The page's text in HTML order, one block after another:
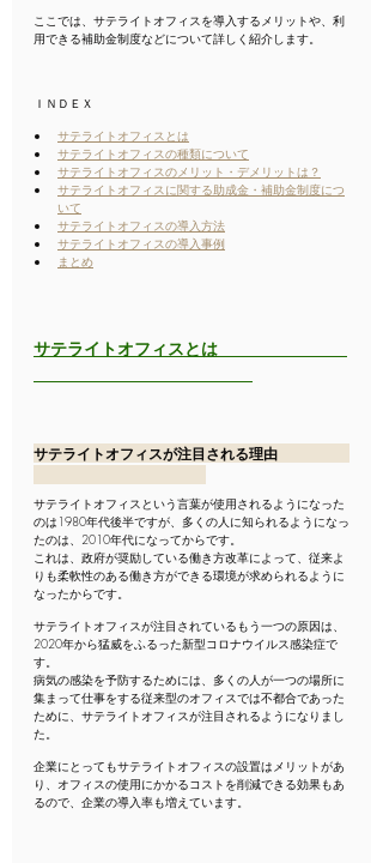
ここでは、サテライトオフィスを導入するメリットや、利
用できる補助金制度などについて詳しく紹介します。
ＩＮＤＥＸ
サテライトオフィスとは
サテライトオフィスの種類について
サテライトオフィスのメリット・デメリットは？
サテライトオフィスに関する助成金・補助金制度につ
いて
サテライトオフィスの導入方法
サテライトオフィスの導入事例
まとめ
サテライトオフィスとは
サテライトオフィスが注目される理由
サテライトオフィスという言葉が使用されるようになった
のは1980年代後半ですが、多くの人に知られるようになっ
たのは、2010年代になってからです。
これは、政府が奨励している働き方改革によって、従来よ
りも柔軟性のある働き方ができる環境が求められるように
なったからです。
サテライトオフィスが注目されているもう一つの原因は、
2020年から猛威をふるった新型コロナウイルス感染症で
す。
病気の感染を予防するためには、多くの人が一つの場所に
集まって仕事をする従来型のオフィスでは不都合であった
ために、サテライトオフィスが注目されるようになりまし
た。
企業にとってもサテライトオフィスの設置はメリットがあ
り、オフィスの使用にかかるコストを削減できる効果もあ
るので、企業の導入率も増えています。